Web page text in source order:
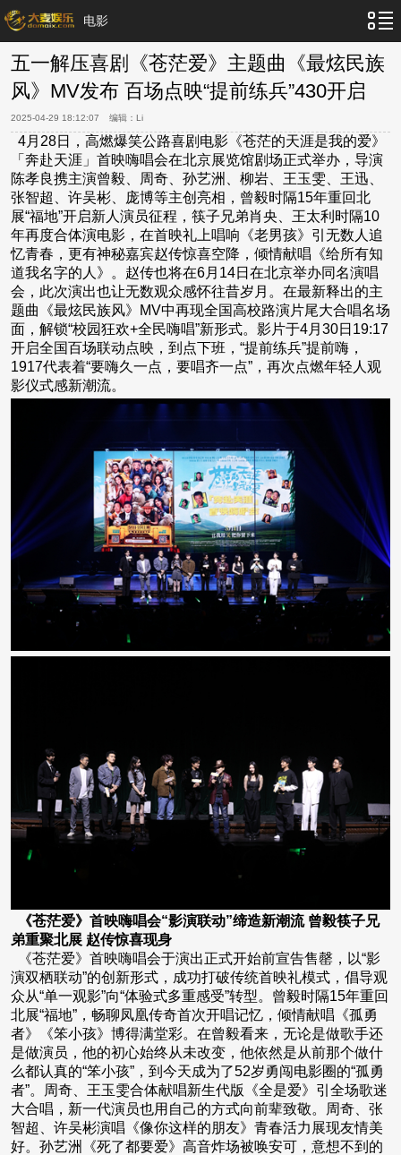
电影
五一解压喜剧《苍茫爱》主题曲《最炫民族
风》MV发布 百场点映“提前练兵”430开启
2025-04-29 18:12:07 编辑： Li
4月28日，高燃爆笑公路喜剧电影《苍茫的天涯是我的爱》
「奔赴天涯」首映嗨唱会在北京展览馆剧场正式举办，导演
陈孝良携主演曾毅、周奇、孙艺洲、柳岩、王玉雯、王迅、
张智超、许吴彬、庞博等主创亮相，曾毅时隔15年重回北
展“福地”开启新人演员征程，筷子兄弟肖央、王太利时隔10
年再度合体演电影，在首映礼上唱响《老男孩》引无数人追
忆青春，更有神秘嘉宾赵传惊喜空降，倾情献唱《给所有知
道我名字的人》。赵传也将在6月14日在北京举办同名演唱
会，此次演出也让无数观众感怀往昔岁月。在最新释出的主
题曲《最炫民族风》MV中再现全国高校路演片尾大合唱名场
面，解锁“校园狂欢+全民嗨唱”新形式。影片于4月30日19:17
开启全国百场联动点映，到点下班，“提前练兵”提前嗨，
1917代表着“要嗨久一点，要唱齐一点”，再次点燃年轻人观
影仪式感新潮流。
《苍茫爱》首映嗨唱会“影演联动”缔造新潮流 曾毅筷子兄
弟重聚北展 赵传惊喜现身
《苍茫爱》首映嗨唱会于演出正式开始前宣告售罄，以“影
演双栖联动”的创新形式，成功打破传统首映礼模式，倡导观
众从“单一观影”向“体验式多重感受”转型。曾毅时隔15年重回
北展“福地”，畅聊凤凰传奇首次开唱记忆，倾情献唱《孤勇
者》《笨小孩》博得满堂彩。在曾毅看来，无论是做歌手还
是做演员，他的初心始终从未改变，他依然是从前那个做什
么都认真的“笨小孩”，到今天成为了52岁勇闯电影圈的“孤勇
者”。周奇、王玉雯合体献唱新生代版《全是爱》引全场歌迷
大合唱，新一代演员也用自己的方式向前辈致敬。周奇、张
智超、许吴彬演唱《像你这样的朋友》青春活力展现友情美
好。孙艺洲《死了都要爱》高音炸场被唤安可，意想不到的